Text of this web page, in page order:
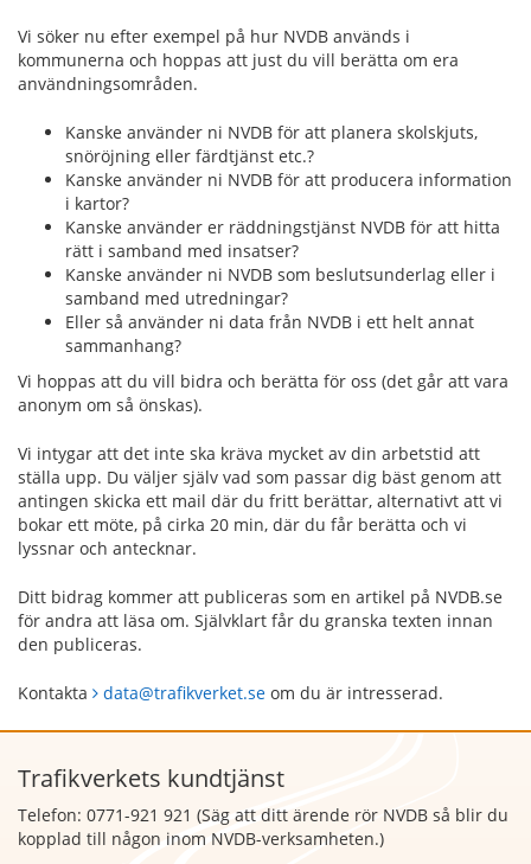
Vi söker nu efter exempel på hur NVDB används i
kommunerna och hoppas att just du vill berätta om era
användningsområden.
Kanske använder ni NVDB för att planera skolskjuts,
snöröjning eller färdtjänst etc.?
Kanske använder ni NVDB för att producera information
i kartor?
Kanske använder er räddningstjänst NVDB för att hitta
rätt i samband med insatser?
Kanske använder ni NVDB som beslutsunderlag eller i
samband med utredningar?
Eller så använder ni data från NVDB i ett helt annat
sammanhang?
Vi hoppas att du vill bidra och berätta för oss (det går att vara
anonym om så önskas).
Vi intygar att det inte ska kräva mycket av din arbetstid att
ställa upp. Du väljer själv vad som passar dig bäst genom att
antingen skicka ett mail där du fritt berättar, alternativt att vi
bokar ett möte, på cirka 20 min, där du får berätta och vi
lyssnar och antecknar.
Ditt bidrag kommer att publiceras som en artikel på NVDB.se
för andra att läsa om. Självklart får du granska texten innan
den publiceras.
Kontakta data@trafikverket.se om du är intresserad.
Trafikverkets kundtjänst
Telefon: 0771-921 921 (Säg att ditt ärende rör NVDB så blir du
kopplad till någon inom NVDB-verksamheten.)